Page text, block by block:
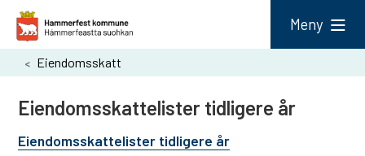
H
a
m
m
r
Meny
Du
her:
Eiendomsskatt
Eiendomsskattelister tidligere år
Eiendomsskattelister tidligere år